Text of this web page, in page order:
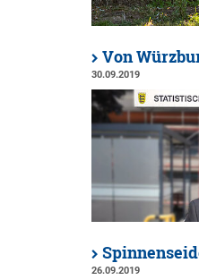
Von
30.09.2019
26.09.2019